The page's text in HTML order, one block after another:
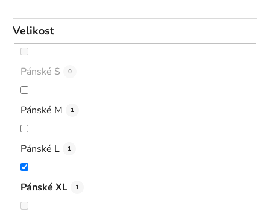
Velikost
Pánské S 0
Pánské M 1
Pánské L 1
Pánské XL 1